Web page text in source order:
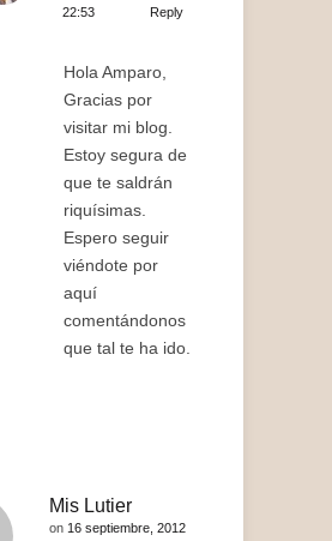
22:53
Reply
Hola Amparo,
Gracias por
visitar mi blog.
Estoy segura de
que te saldrán
riquísimas.
Espero seguir
viéndote por
aquí
comentándonos
que tal te ha ido.
Mis Lutier
on 16 septiembre, 2012